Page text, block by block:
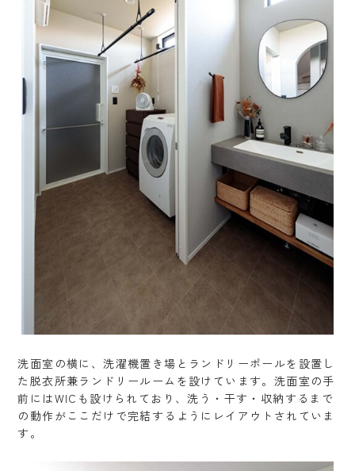
洗面室の横に、洗濯機置き場とランドリーポールを設置し
た脱衣所兼ランドリールームを設けています。洗面室の手
前にはWICも設けられており、洗う・干す・収納するまで
の動作がここだけで完結するようにレイアウトされていま
す。